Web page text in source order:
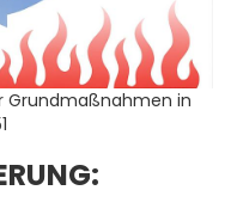
Grundmaßnahmen in